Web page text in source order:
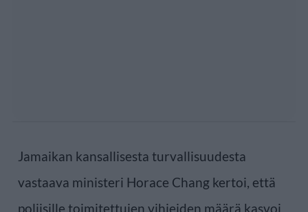
Jamaikan kansallisesta turvallisuudesta
vastaava ministeri Horace Chang kertoi, että
poliisille toimitettujen vihjeiden määrä kasvoi